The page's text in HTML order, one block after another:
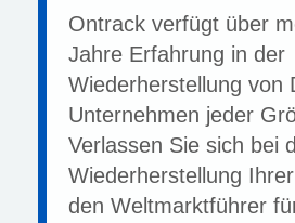
Ontrack verfügt über
Jahre Erfahrung in der
Wiederherstellung von
Unternehmen jeder
Verlassen Sie sich bei
Wiederherstellung
den Weltmarktführer